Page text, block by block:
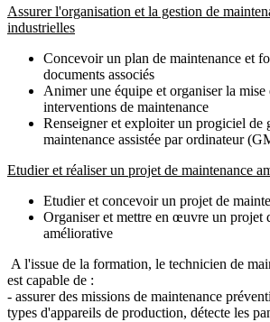
Assurer l'organisation et la gestion de
industrielles
Concevoir un plan de maintenance et
documents associés
Animer une équipe et organiser la
interventions de maintenance
Renseigner et exploiter un progiciel de
maintenance assistée par ordinateur
Etudier et réaliser un projet de maintenance
Etudier et concevoir un projet de
Organiser et mettre en œuvre un projet
améliorative
A l'issue de la formation, le technicien de
est capable de :
- assurer des missions de maintenance
types d'appareils de production, détecte les